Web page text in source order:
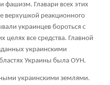
фашизм. Главари всех этих
верхушкой реакционного
украинцев бороться с
целях все средства. Главной
украинскими
Украины была ОУН.
украинскими землями.